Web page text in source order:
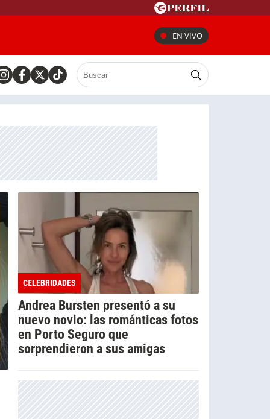
EN VIVO
CELEBRIDADES
Andrea Bursten presentó a su
nuevo novio: las románticas fotos
en Porto Seguro que
sorprendieron a sus amigas